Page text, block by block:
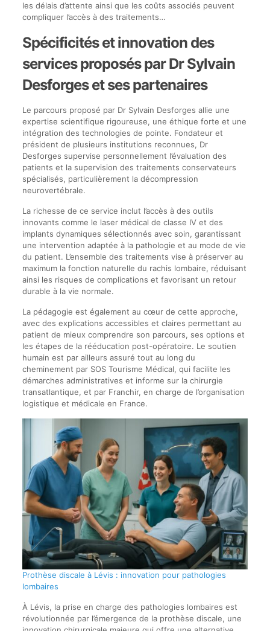
les délais d’attente ainsi que les coûts associés peuvent
compliquer l’accès à des traitements…
Spécificités et innovation des
services proposés par Dr Sylvain
Desforges et ses partenaires
Le parcours proposé par Dr Sylvain Desforges allie une
expertise scientifique rigoureuse, une éthique forte et une
intégration des technologies de pointe. Fondateur et
président de plusieurs institutions reconnues, Dr
Desforges supervise personnellement l’évaluation des
patients et la supervision des traitements conservateurs
spécialisés, particulièrement la décompression
neurovertébrale.
La richesse de ce service inclut l’accès à des outils
innovants comme le laser médical de classe IV et des
implants dynamiques sélectionnés avec soin, garantissant
une intervention adaptée à la pathologie et au mode de vie
du patient. L’ensemble des traitements vise à préserver au
maximum la fonction naturelle du rachis lombaire, réduisant
ainsi les risques de complications et favorisant un retour
durable à la vie normale.
La pédagogie est également au cœur de cette approche,
avec des explications accessibles et claires permettant au
patient de mieux comprendre son parcours, ses options et
les étapes de la rééducation post-opératoire. Le soutien
humain est par ailleurs assuré tout au long du
cheminement par SOS Tourisme Médical, qui facilite les
démarches administratives et informe sur la chirurgie
transatlantique, et par Franchir, en charge de l’organisation
logistique et médicale en France.
Prothèse discale à Lévis : innovation pour pathologies
lombaires
À Lévis, la prise en charge des pathologies lombaires est
révolutionnée par l’émergence de la prothèse discale, une